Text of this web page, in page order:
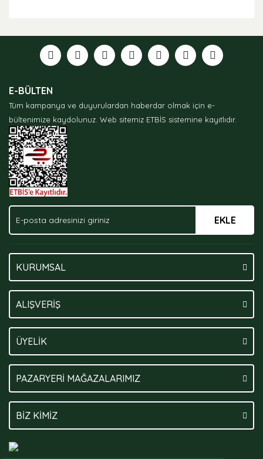
formunu kullanarak tarafımıza iletebilirsiniz.
Görüş ve önerileriniz için teşekkür ederiz.
Ürün açıklamasında eksik bilgiler bulunuyor.
Ürün bilgilerinde hatalar bulunuyor.
Ürün fiyatı diğer sitelerden daha pahalı.
Bu ürüne benzer farklı alternatifler olmalı.
E-BÜLTEN
Tüm kampanya ve duyurulardan haberdar olmak için e-
bültenimize kaydolunuz. Web sitemiz ETBİS sistemine kayıtlıdır.
EKLE
KURUMSAL
ALIŞVERİŞ
ÜYELİK
PAZARYERİ MAĞAZALARIMIZ
BİZ KİMİZ